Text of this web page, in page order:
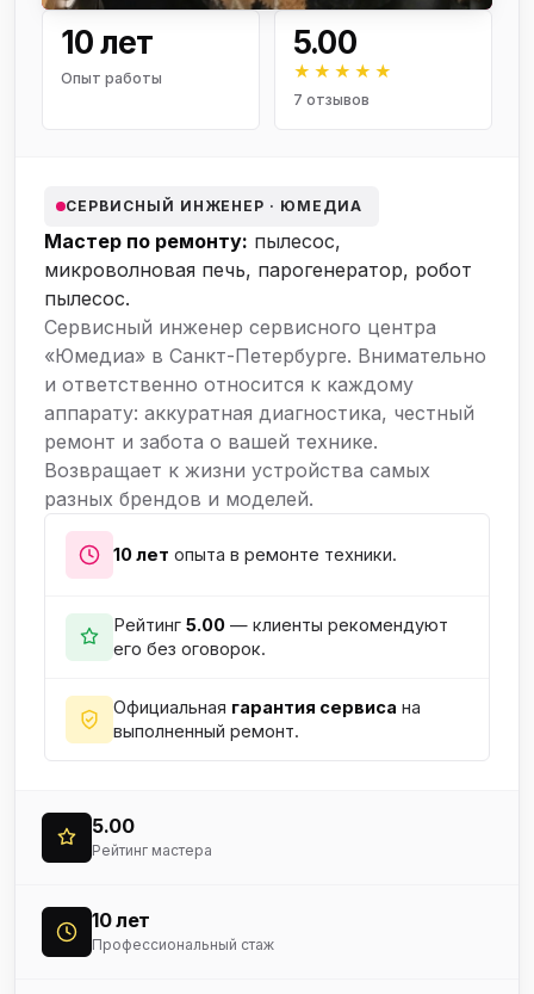
10 лет
Опыт работы
5.00
★★★★★
7 отзывов
СЕРВИСНЫЙ ИНЖЕНЕР · ЮМЕДИА
Мастер по ремонту: пылесос,
микроволновая печь, парогенератор, робот
пылесос.
Сервисный инженер сервисного центра
«Юмедиа» в Санкт-Петербурге. Внимательно
и ответственно относится к каждому
аппарату: аккуратная диагностика, честный
ремонт и забота о вашей технике.
Возвращает к жизни устройства самых
разных брендов и моделей.
10 лет опыта в ремонте техники.
Рейтинг 5.00 — клиенты рекомендуют
его без оговорок.
Официальная гарантия сервиса на
выполненный ремонт.
5.00
Рейтинг мастера
10 лет
Профессиональный стаж